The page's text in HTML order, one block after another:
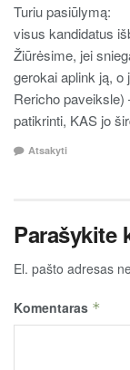
Turiu pasiūlymą:
visus kandidatus
Žiūrėsime, jei
gerokai aplink ją,
Rericho
patikrinti, KAS jo
Atsakyti
Parašykite
El. pašto adresas
Komentaras *